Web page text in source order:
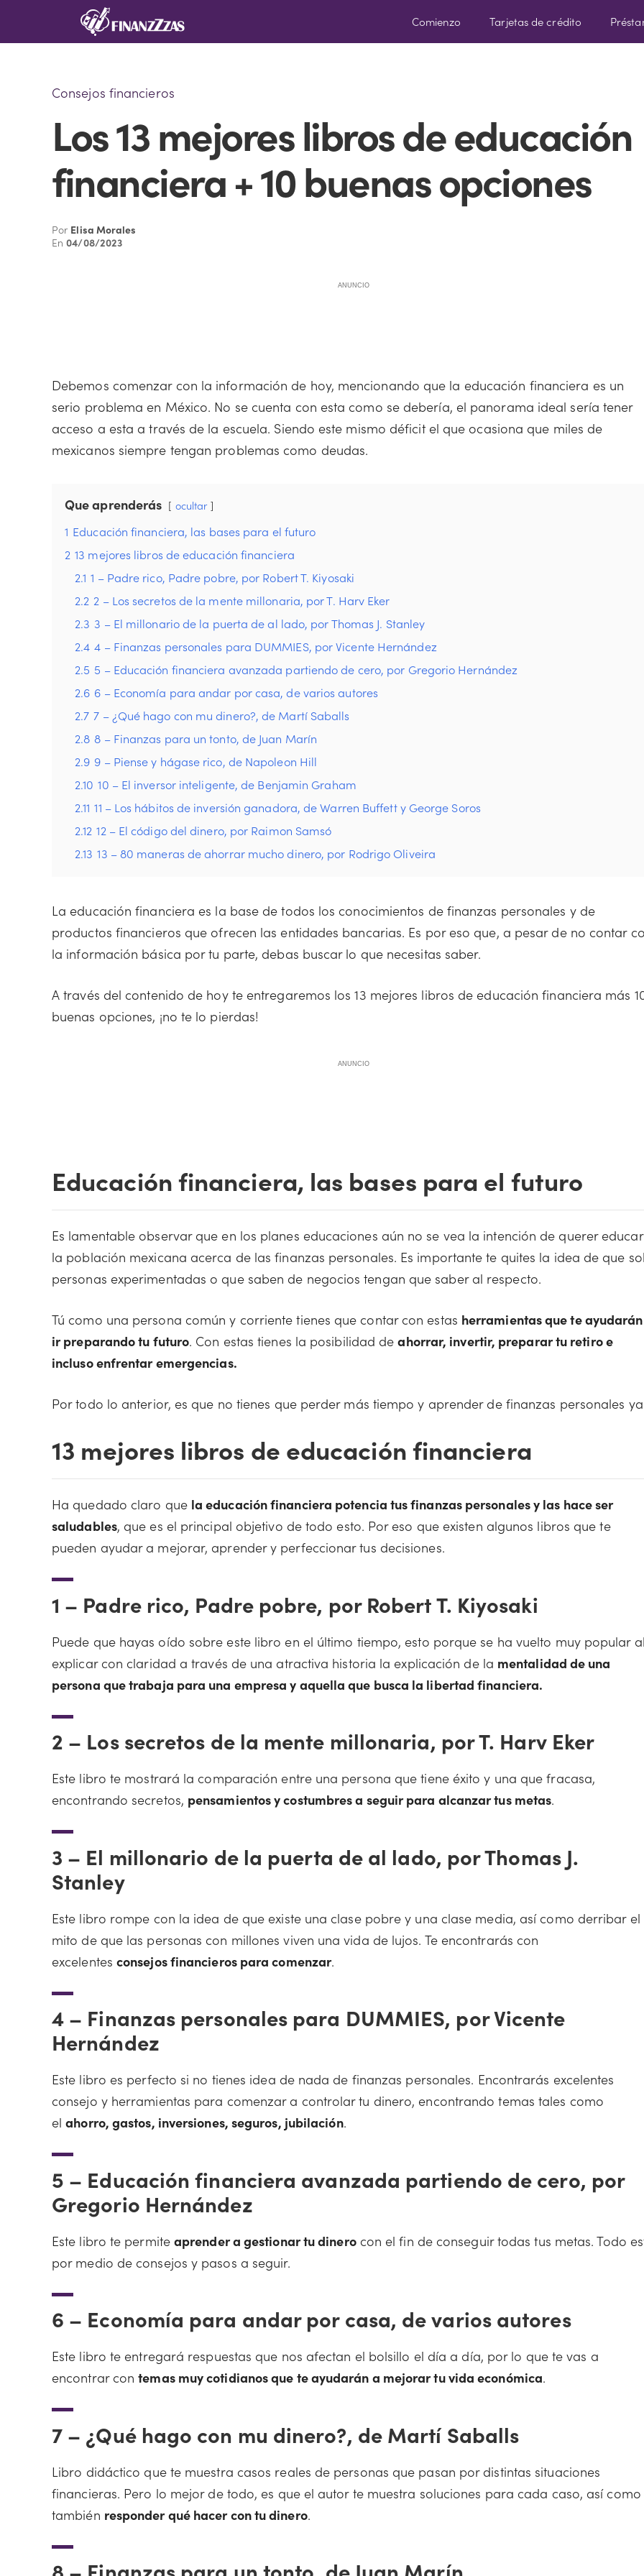
Comienzo Tarjetas de crédito
Consejos financieros
Los 13 mejores libros de educación
financiera + 10 buenas opciones
Por Elisa Morales
En04/08/2023
ANUNCIO
Debemos comenzar con la información de hoy, mencionando que la educación financiera es un
serio problema en México. No se cuenta con esta como se debería, el panorama ideal sería tener
acceso a esta a través de la escuela. Siendo este mismo déficit el que ocasiona que miles de
mexicanos siempre tengan problemas como deudas.
Que aprenderás ocultar
1 Educación financiera, las bases para el futuro
2 13 mejores libros de educación financiera
2.1 1 – Padre rico, Padre pobre, por Robert T. Kiyosaki
2.2 2 – Los secretos de la mente millonaria, por T. Harv Eker
2.3 3 – El millonario de la puerta de al lado, por Thomas J. Stanley
2.4 4 – Finanzas personales para DUMMIES, por Vicente Hernández
2.5 5 – Educación financiera avanzada partiendo de cero, por Gregorio Hernández
2.6 6 – Economía para andar por casa, de varios autores
2.7 7 – ¿Qué hago con mu dinero?, de Martí Saballs
2.8 8 – Finanzas para un tonto, de Juan Marín
2.9 9 – Piense y hágase rico, de Napoleon Hill
2.10 10 – El inversor inteligente, de Benjamin Graham
2.11 11 – Los hábitos de inversión ganadora, de Warren Buffett y George Soros
2.12 12 – El código del dinero, por Raimon Samsó
2.13 13 – 80 maneras de ahorrar mucho dinero, por Rodrigo Oliveira
La educación financiera es la base de todos los conocimientos de finanzas personales y de
productos financieros que ofrecen las entidades bancarias. Es por eso que, a pesar de no contar
la información básica por tu parte, debas buscar lo que necesitas saber.
A través del contenido de hoy te entregaremos los 13 mejores libros de educación financiera más
buenas opciones, ¡no te lo pierdas!
ANUNCIO
Educación financiera, las bases para el futuro
Es lamentable observar que en los planes educaciones aún no se vea la intención de querer
la población mexicana acerca de las finanzas personales. Es importante te quites la idea de que
personas experimentadas o que saben de negocios tengan que saber al respecto.
Tú como una persona común y corriente tienes que contar con estas herramientas que te
ir preparando tu futuro. Con estas tienes la posibilidad deahorrar, invertir, preparar tu retiro e
incluso enfrentar emergencias.
Por todo lo anterior, es que no tienes que perder más tiempo y aprender de finanzas personales
13 mejores libros de educación financiera
Ha quedado claro que la educación financiera potencia tus finanzas personales y las hace ser
saludables, que es el principal objetivo de todo esto. Por eso que existen algunos libros que te
pueden ayudar a mejorar, aprender y perfeccionar tus decisiones.
1 – Padre rico, Padre pobre, por Robert T. Kiyosaki
Puede que hayas oído sobre este libro en el último tiempo, esto porque se ha vuelto muy popular
explicar con claridad a través de una atractiva historia la explicación de la mentalidad de una
persona que trabaja para una empresa y aquella que busca la libertad financiera.
2 – Los secretos de la mente millonaria, por T. Harv Eker
Este libro te mostrará la comparación entre una persona que tiene éxito y una que fracasa,
encontrando secretos, pensamientos y costumbres a seguir para alcanzar tus metas.
3 – El millonario de la puerta de al lado, por Thomas J.
Stanley
Este libro rompe con la idea de que existe una clase pobre y una clase media, así como derribar el
mito de que las personas con millones viven una vida de lujos. Te encontrarás con
excelentes consejos financieros para comenzar.
4 – Finanzas personales para DUMMIES, por Vicente
Hernández
Este libro es perfecto si no tienes idea de nada de finanzas personales. Encontrarás excelentes
consejo y herramientas para comenzar a controlar tu dinero, encontrando temas tales como
elahorro, gastos, inversiones, seguros, jubilación.
5 – Educación financiera avanzada partiendo de cero, por
Gregorio Hernández
Este libro te permite aprender a gestionar tu dinerocon el fin de conseguir todas tus metas. Todo
por medio de consejos y pasos a seguir.
6 – Economía para andar por casa, de varios autores
Este libro te entregará respuestas que nos afectan el bolsillo el día a día, por lo que te vas a
encontrar contemas muy cotidianos que te ayudarán a mejorar tu vida económica.
7 – ¿Qué hago con mu dinero?, de Martí Saballs
Libro didáctico que te muestra casos reales de personas que pasan por distintas situaciones
financieras. Pero lo mejor de todo, es que el autor te muestra soluciones para cada caso, así como
también responder qué hacer con tu dinero.